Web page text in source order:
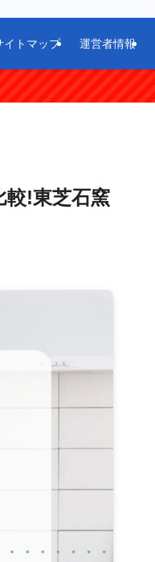
イトマップ 運営者情報
較!東芝石窯